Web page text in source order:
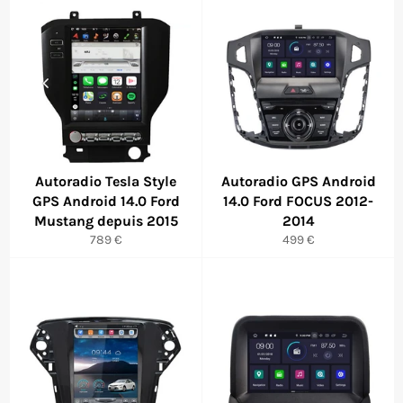
Autoradio Tesla Style
GPS Android 14.0 Ford
Mustang depuis 2015
Prix
789 €
Autoradio GPS Android
14.0 Ford FOCUS 2012-
2014
Prix
499 €